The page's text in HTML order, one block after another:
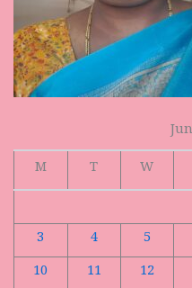
M
T W
3
4 5
10
11 12